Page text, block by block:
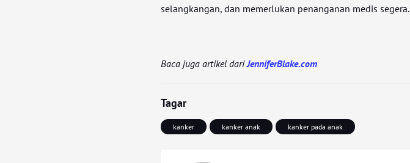
selangkangan, dan memerlukan penanganan medis segera.
Baca juga artikel dariJenniferBlake.com
Tagar
kanker kanker anak kanker pada anak